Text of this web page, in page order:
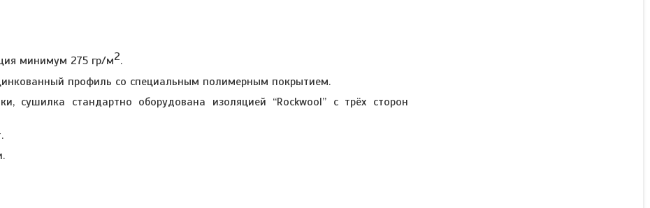
минимум 275 гр/м2.
профиль со специальным полимерным покрытием.
сушилка стандартно оборудована изоляцией “Rockwool” с трёх сторон